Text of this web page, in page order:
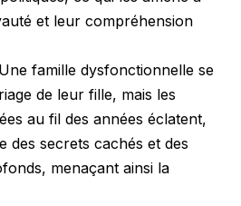
et leur compréhension
Une famille dysfonctionnelle se
de leur fille, mais les
au fil des années éclatent,
des secrets cachés et des
menaçant ainsi la